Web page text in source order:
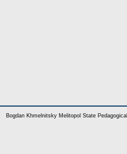
Bogdan Khmelnitsky Melitopol State